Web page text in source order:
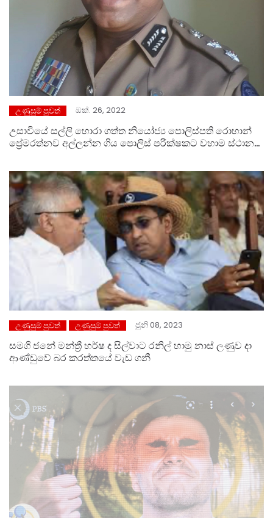
උණුසුම් පුවත් ඔක්. 26, 2022
උසාවියේ සල්ලි හොරා ගත්ත නියෝජ්‍ය පොලිස්පති රොහාන්
ප්‍රේමරත්නව අල්ලන්න ගිය පොලිස් පරික්ෂකට වහාම ස්ථාන
උණුසුම් පුවත් උණුසුම් පුවත් ජුනි 08, 2023
සමගි ජනේ මන්ත්‍රී හර්ෂ ද සිල්වාට රනිල් හාමු නාස් ලණුව දා
ආණ්ඩුවේ බර කරත්තයේ වැඩ ගනී